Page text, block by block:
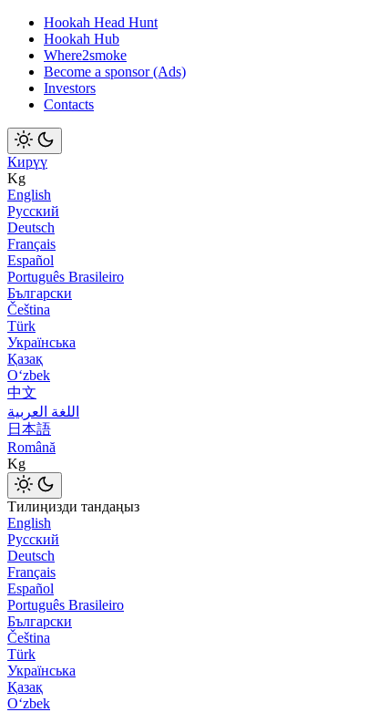
Hookah Head Hunt
Hookah Hub
Where2smoke
Become a sponsor (Ads)
Investors
Contacts
Кирүү
Kg
English
Русский
Deutsch
Français
Español
Português Brasileiro
Български
Čeština
Türk
Українська
Қазақ
Оʻzbek
中文
اللغة العربية
日本語
Română
Kg
Тилиңизди тандаңыз
English
Русский
Deutsch
Français
Español
Português Brasileiro
Български
Čeština
Türk
Українська
Қазақ
Оʻzbek